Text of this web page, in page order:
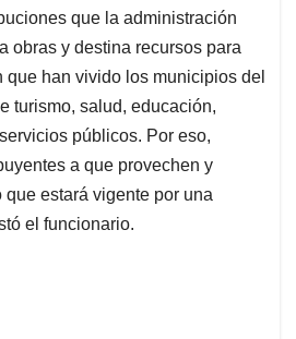
que la administración
obras y destina recursos para
que han vivido los municipios del
turismo, salud, educación,
públicos. Por eso,
a que provechen y
estará vigente por una
el funcionario.